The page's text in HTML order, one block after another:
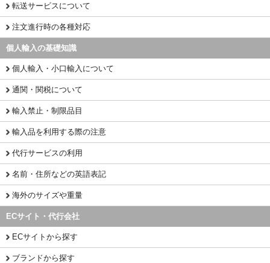
転送サービスについて
注文進行時の各種対応
個人輸入の基礎知識
個人輸入・小口輸入について
通関・関税について
輸入禁止・制限品目
輸入品を利用する際の注意
代行サービスの利用
名前・住所などの英語表記
海外のサイズや重量
ECサイト・代行会社
ECサイトから探す
ブランドから探す